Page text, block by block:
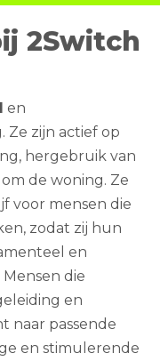
2Switch
en
Ze zijn actief op
hergebruik van
de woning. Ze
voor mensen die
zodat zij hun
en
die
en
naar passende
en stimulerende